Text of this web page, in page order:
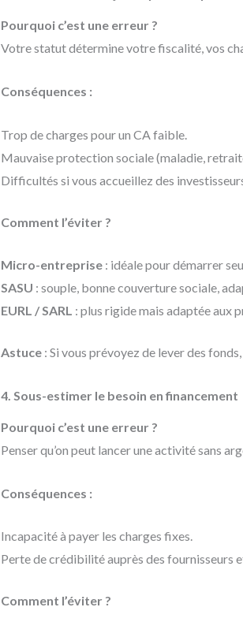
Pourquoi c’est une erreur ?
Votre statut détermine votre fiscalité, vos
Conséquences :
Trop de charges pour un CA faible.
Mauvaise protection sociale (maladie,
Difficultés si vous accueillez des
Comment l’éviter ?
Micro-entreprise: idéale pour démarrer
SASU : souple, bonne couverture sociale,
EURL / SARL : plus rigide mais adaptée aux
Astuce: Si vous prévoyez de lever des
4. Sous-estimer le besoin en financement
Pourquoi c’est une erreur ?
Penser qu’on peut lancer une activité sans
Conséquences :
Incapacité à payer les charges fixes.
Perte de crédibilité auprès des fournisseurs
Comment l’éviter ?